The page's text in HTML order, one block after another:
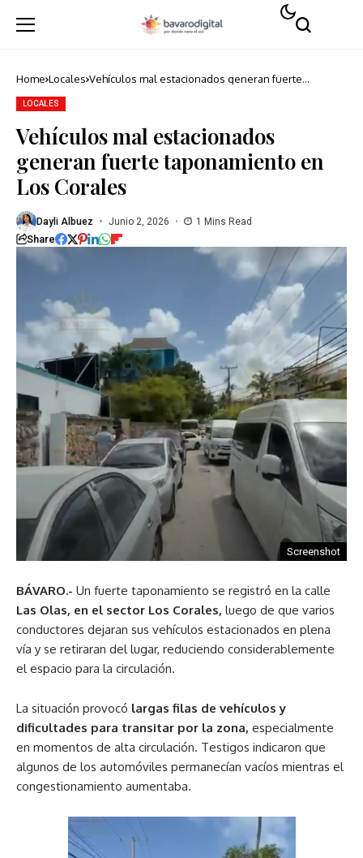
Home Locales Vehículos mal estacionados generan fuerte
LOCALES
Vehículos mal estacionados
generan fuerte taponamiento en
Los Corales
Dayli Albuez Junio 2, 2026 1 Mins Read
Share
Screenshot
BÁVARO.- Un fuerte taponamiento se registró en la calle
Las Olas, en el sector Los Corales, luego de que varios
conductores dejaran sus vehículos estacionados en plena
vía y se retiraran del lugar, reduciendo considerablemente
el espacio para la circulación.
La situación provocó largas filas de vehículos y
dificultades para transitar por la zona, especialmente
en momentos de alta circulación. Testigos indicaron que
algunos de los automóviles permanecían vacíos mientras el
congestionamiento aumentaba.